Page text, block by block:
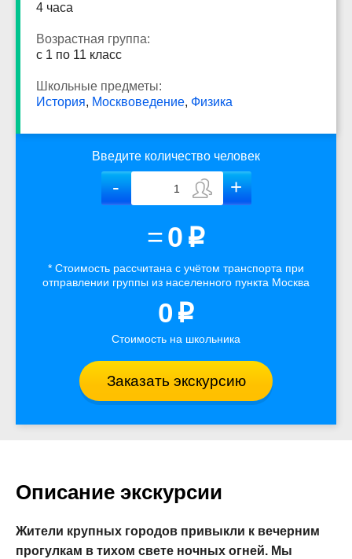
4 часа
Возрастная группа:
с 1 по 11 класс
Школьные предметы:
История, Москвоведение, Физика
Введите количество человек
=0 p
* Стоимость рассчитана с учётом транспорта при
отправлении группы из населенного пункта Москва
0 p
Стоимость на школьника
Заказать экскурсию
Описание экскурсии
Жители крупных городов привыкли к вечерним
прогулкам в тихом свете ночных огней. Мы